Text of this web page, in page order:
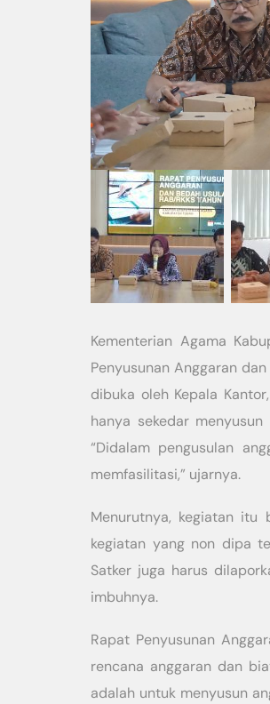
Kementerian Agama
Penyusunan Anggaran
dibuka oleh Kepala
hanya sekedar
“Didalam pengusulan
memfasilitasi,” ujarnya.
Menurutnya, kegiatan itu
kegiatan yang non dipa
Satker juga harus
imbuhnya.
Rapat Penyusunan
rencana anggaran dan
adalah untuk menyusun